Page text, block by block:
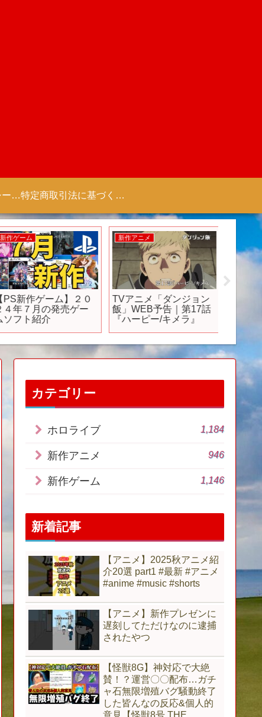
プライバシーポリシー 【Colorful Creation】 特定商取引法に基づく表記（商取引に関する開示）
作ゲーム
PS新作ゲーム】２０
４年７月の発売ゲー
ソフト紹介
新作アニメ
TVアニメ「ダンジョン
飯」WEB予告｜第17話
『ハーピー/キメラ』
麗アク
ど
カテゴリー
ホロライブ 1,184
新作アニメ 946
新作ゲーム 1,146
新着記事
【アニメ】2025秋アニメ紹
介20選 part1 #最新 #アニメ
#anime #music #shorts
【アニメ】新作プレゼンに
遅刻してただけなのに逮捕
されたやつ
【怪獣8G】神対応で大絶
賛！？運営〇〇配布…ガチ
ャ石無限増殖バグ騒動終了
した皆んなの反応&個人的
意見【怪獣8号 THE